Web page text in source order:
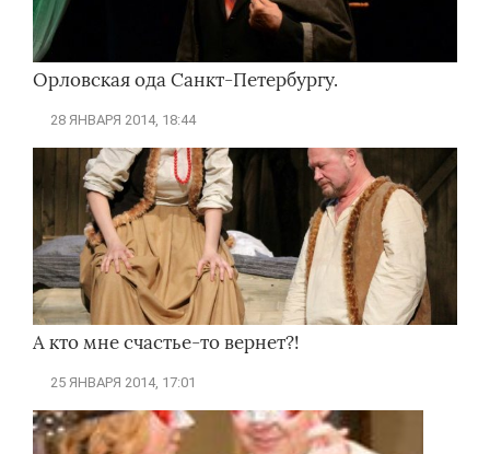
Орловская ода Санкт-Петербургу.
28 ЯНВАРЯ 2014, 18:44
А кто мне счастье-то вернет?!
25 ЯНВАРЯ 2014, 17:01